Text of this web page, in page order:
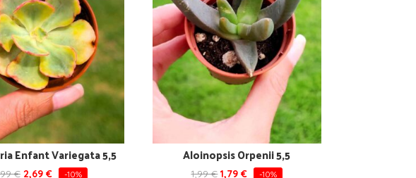
Enfant Variegata 5,5
€ 2,69 € -10%
Aloinopsis Orpenii 5,5
1,99€ 1,79€ -10%